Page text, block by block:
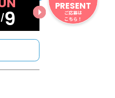
PRESENT
ご応募は
こちら！
9